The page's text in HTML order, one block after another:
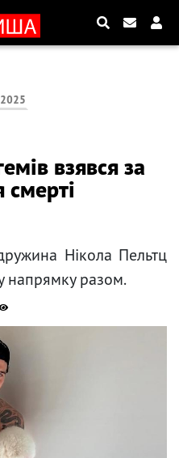
2025
взявся за
смерті
Нікола Пельтц
напрямку разом.